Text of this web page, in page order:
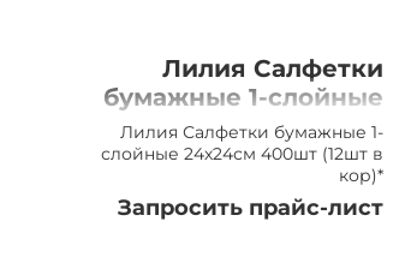
Лилия Салфетки
бумажные 1-слойные
24х24см 400шт (12шт
в кор)*
Лилия Салфетки бумажные 1-
слойные 24х24см 400шт (12шт в
кор)*
Запросить прайс-лист